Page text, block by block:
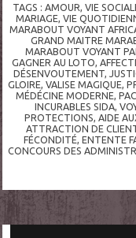
TAGS : AMOUR, VIE
MARIAGE,VIE
MARABOUT VOYANT
GRAND MAITRE
MARABOUT VOYANT
GAGNER AU LOTO,
DÉSENVOUTEMENT,
GLOIRE,VALISE MAGIQUE,
MÉDÉCINE MODERNE,
INCURABLES SIDA,
PROTECTIONS,AIDE
ATTRACTION DE
FÉCONDITÉ, ENTENTE
CONCOURS DES